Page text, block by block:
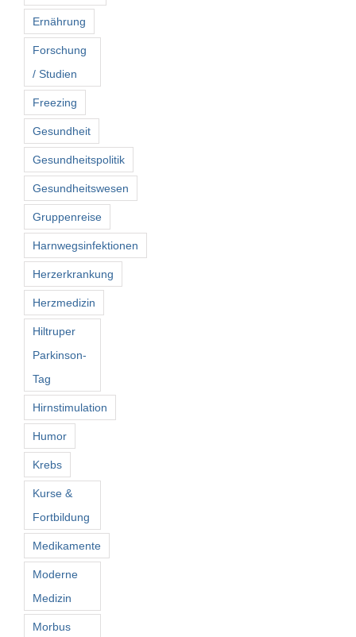
Ernährung
Forschung
/ Studien
Freezing
Gesundheit
Gesundheitspolitik
Gesundheitswesen
Gruppenreise
Harnwegsinfektionen
Herzerkrankung
Herzmedizin
Hiltruper
Parkinson-
Tag
Hirnstimulation
Humor
Krebs
Kurse &
Fortbildung
Medikamente
Moderne
Medizin
Morbus